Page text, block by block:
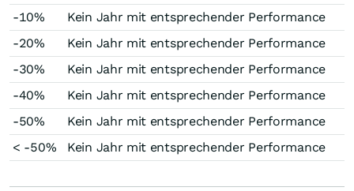
-10%
Kein Jahr mit entsprechender Performance
-20%
Kein Jahr mit entsprechender Performance
-30%
Kein Jahr mit entsprechender Performance
-40%
Kein Jahr mit entsprechender Performance
-50%
Kein Jahr mit entsprechender Performance
< -50%
Kein Jahr mit entsprechender Performance